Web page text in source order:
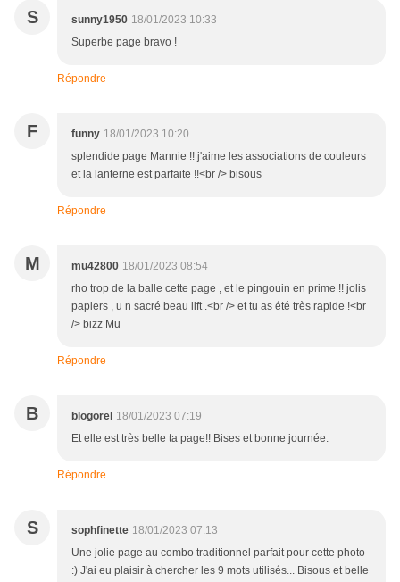
S sunny1950 18/01/2023 10:33
Superbe page bravo !
Répondre
F funny 18/01/2023 10:20
splendide page Mannie !! j'aime les associations de couleurs
et la lanterne est parfaite !!<br /> bisous
Répondre
M mu42800 18/01/2023 08:54
rho trop de la balle cette page , et le pingouin en prime !! jolis
papiers , u n sacré beau lift .<br /> et tu as été très rapide !<br
/> bizz Mu
Répondre
B blogorel 18/01/2023 07:19
Et elle est très belle ta page!! Bises et bonne journée.
Répondre
S sophfinette 18/01/2023 07:13
Une jolie page au combo traditionnel parfait pour cette photo
:) J'ai eu plaisir à chercher les 9 mots utilisés... Bisous et belle